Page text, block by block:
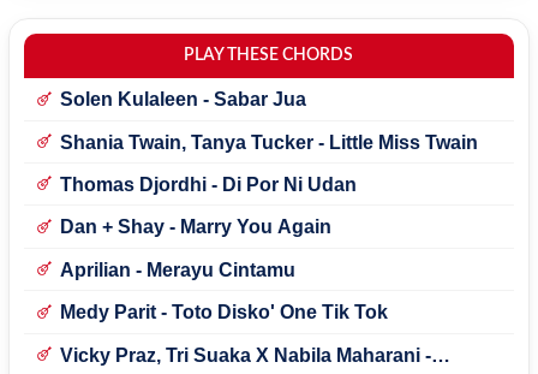
PLAY THESE CHORDS
Solen Kulaleen - Sabar Jua
Shania Twain, Tanya Tucker - Little Miss Twain
Thomas Djordhi - Di Por Ni Udan
Dan + Shay - Marry You Again
Aprilian - Merayu Cintamu
Medy Parit - Toto Disko' One Tik Tok
Vicky Praz, Tri Suaka X Nabila Maharani -